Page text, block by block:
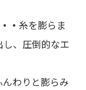
・ 糸を膨らま
、圧倒的なエ
わりと膨らみ